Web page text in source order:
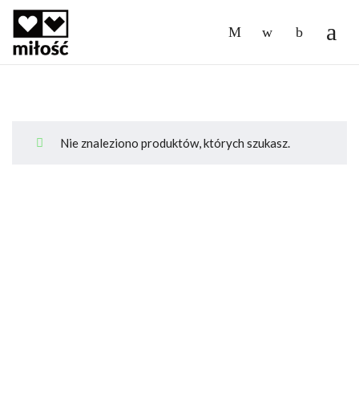
Nie znaleziono produktów, których szukasz.